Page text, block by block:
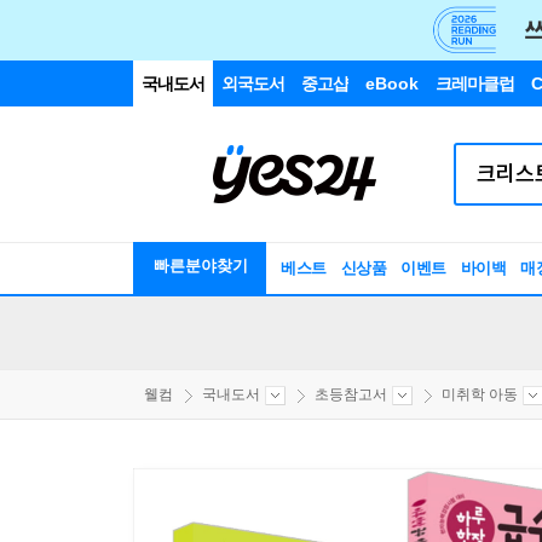
국내도서 외국도서 중고샵 eBook 크레마클럽
빠른분야찾기 베스트 신상품 이벤트 바이백 매
웰컴 국내도서 초등참고서 미취학 아동